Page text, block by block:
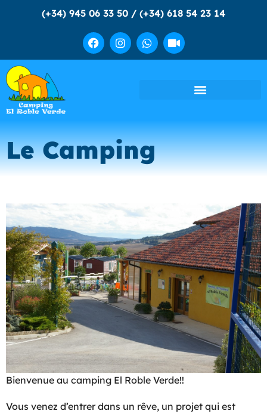
(+34) 945 06 33 50 / (+34) 618 54 23 14
Le Camping
Bienvenue au camping El Roble Verde!!
Vous venez d’entrer dans un rêve, un projet qui est